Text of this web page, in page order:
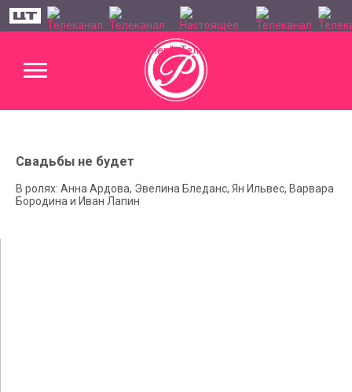
Свадьбы не будет
В ролях: Анна Ардова, Эвелина Бледанс, Ян Ильвес, Варвара
Бородина и Иван Лапин